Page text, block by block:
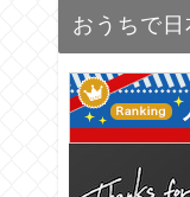
おうちで日